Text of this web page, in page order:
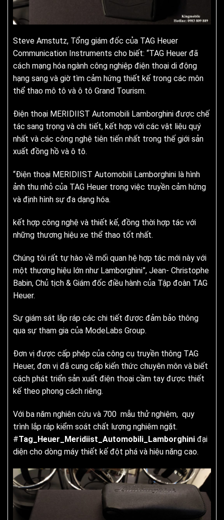
Steve Amstutz, Tổng giám đốc của TAG Heuer
Communication Instruments cho biết: “TAG Heuer đã
cách mạng hóa ngành công nghiệp điện thoại di động
hạng sang và giờ tìm cảm hứng thiết kế trong các môn
thể thao mô tô và ô tô Grand Tourism.
Điện thoại MERIDIIST Automobili Lamborghini được chế
tác sang trọng và chi tiết, kết hợp với các vật liệu quý
nhất và các công nghệ tiên tiến nhất trong thế giới sản
xuất đồng hồ và ô tô.
“Điện thoại MERIDIIST Automobili Lamborghini là hình
ảnh thu nhỏ của TAG Heuer trong việc truyền cảm hứng
và định hình sự đa dạng hóa.
kết hợp công nghệ và thiết kế, đồng thời hợp tác với
những thương hiệu xe thể thao tốt nhất.
Chúng tôi rất tự hào về mối quan hệ hợp tác mới này với
một thương hiệu lớn như Lamborghini”, Jean- Christophe
Babin, Chủ tịch & Giám đốc điều hành của Tập đoàn TAG
Heuer.
Sự giám sát lắp ráp các chi tiết được đảm bảo thông
qua sự tham gia của ModeLabs Group.
Đơn vị được cấp phép của công cụ truyền thông TAG
Heuer, đơn vị đã cung cấp kiến ​​thức chuyên môn và biết
cách phát triển sản xuất điện thoại cầm tay được thiết
kế theo phong cách riêng.
Với ba năm nghiên cứu và 700 mẫu thử nghiệm, quy
trình lắp ráp kiểm soát chất lượng nghiêm ngặt.
#Tag_Heuer_Meridiist_Automobili_Lamborghini đại
diện cho dòng máy thiết kế đột phá và hiệu năng cao.